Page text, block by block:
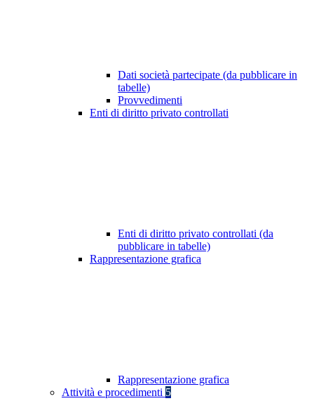
Dati società partecipate (da pubblicare in
tabelle)
Provvedimenti
Enti di diritto privato controllati
Enti di diritto privato controllati (da
pubblicare in tabelle)
Rappresentazione grafica
Rappresentazione grafica
Attività e procedimenti 5